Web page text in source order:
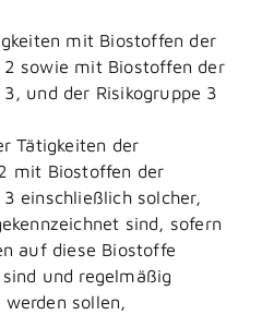
mit Biostoffen der
2 sowie mit Biostoffen der
3, und der Risikogruppe 3
Tätigkeiten der
mit Biostoffen der
3 einschließlich solcher,
sind, sofern
auf diese Biostoffe
und regelmäßig
sollen,